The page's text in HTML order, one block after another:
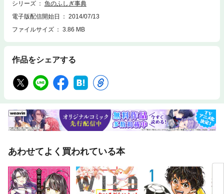
シリーズ
魚のふしぎ事典
電子版配信開始日
2014/07/13
ファイルサイズ
3.86 MB
作品をシェアする
あわせてよく買われている本